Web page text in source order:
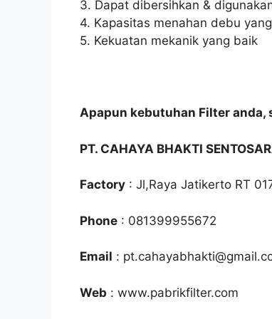
3. Dapat dibersihkan &
4. Kapasitas menahan debu
5. Kekuatan mekanik yang baik
Apapun kebutuhan Filter
PT. CAHAYA BHAKTI
Factory : Jl,Raya Jatikerto RT
Phone : 081399955672
Email :
Web : www.pabrikfilter.com